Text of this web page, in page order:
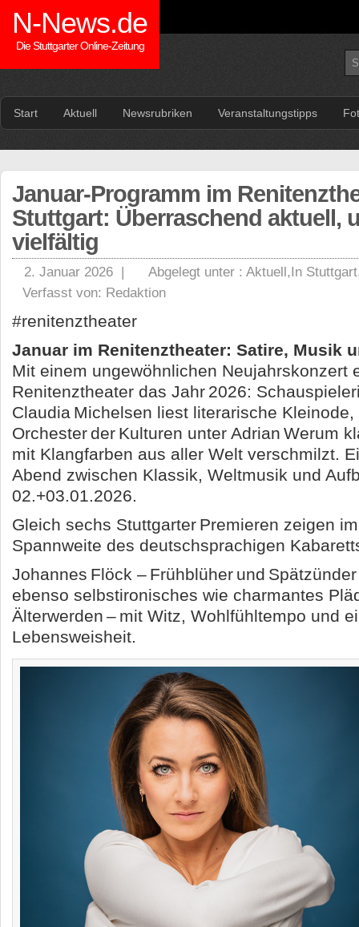
N-News.de
Die Stuttgarter Online-Zeitung
Start Aktuell Newsrubriken Veranstaltungstipps
Januar-Programm im
Stuttgart: Überraschend aktuell,
vielfältig
2. Januar 2026 | Abgelegt unter : Aktuell,In Stuttgart
Verfasst von: Redaktion
#renitenztheater
Januar im Renitenztheater: Satire, Musik
Mit einem ungewöhnlichen Neujahrskonzert
Renitenztheater das Jahr 2026:
Claudia Michelsen liest literarische
Orchester der Kulturen unter Adrian Werum
mit Klangfarben aus aller Welt verschmilzt.
Abend zwischen Klassik, Weltmusik und
02.+03.01.2026.
Gleich sechs Stuttgarter Premieren zeigen
Spannweite des deutschsprachigen
Johannes Flöck – Frühblüher und
ebenso selbstironisches wie charmantes
Älterwerden – mit Witz, Wohlfühltempo und
Lebensweisheit.